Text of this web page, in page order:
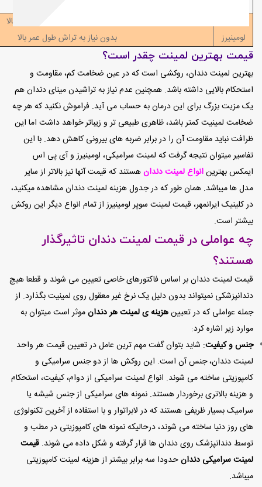
لومینیرز
بسیار نازک و طبیعی مقاومت بسیار بالا
بدون نیاز به تراش طول عمر بالا
قیمت بهترین لمینت چقدر است؟
بهترین لمینتدندان، روکشی است که در عین ضخامت کم، مقاومت و
استحکام بالایی داشته باشد. همچنین عدم نیاز به تراشیدن مینای دندان هم
یک مزیت بزرگ برای این درمان به حساب می آید. فراموش نکنید که هر چه
ضخامت لمینیت کمتر باشد، ظاهری طبیعی تر و زیباتر خواهد داشت اما این
ظرافت نباید مقاومت آن را در برابر ضربه های بیرونی کاهش دهد. با این
تفاسیر میتوان نتیجه گرفت که لمینت سرامیکی، لومینیرز و آی پی اس
ایمکس بهترینانواع لمینت دندانهستند که قیمت آنها نیز بالاتر از سایر
مدل ها میباشد. همان طور که در جدول هزینه لمینت دندان مشاهده میکنید،
در کلینیک ایرانمهر، قیمت لمینت سوپر لومینیرز از تمام انواع دیگر این روکش
بیشتر است.
چه عواملی در قیمت لمینت دندان تاثیرگذار
هستند؟
قیمت لمینت دندان بر اساس فاکتورهای خاصی تعیین می شوند و قطعا هیچ
دندانپزشکی نمیتواند بدون دلیل یک نرخ غیر معقول روی لمینیت بگذارد. از
جمله عواملی که در تعیینهزینه ی لمینت هر دندانموثر است میتوان به
موارد زیر اشاره کرد:
جنس و کیفیت: شاید بتوان گفت مهم ترین عامل در تعیین قیمت هر واحد
لمینت دندان، جنس آن است. این روکش ها از دو جنس سرامیکی و
کامپوزیتی ساخته می شوند. انواع لمینت سرامیکی از دوام، کیفیت، استحکام
و هزینه بالاتری برخوردار هستند. نمونه های سرامیکی از جنس شیشه یا
سرامیک بسیار ظریفی هستند که در لابراتوار و با استفاده از آخرین تکنولوژی
های روز دنیا ساخته می شوند، درحالیکه نمونه های کامپوزیتی در مطب و
توسط دندانپزشک روی دندان ها قرار گرفته و شکل داده می شوند. قیمت
لمینت سرامیکی دندانحدودا سه برابر بیشتر از هزینه لمینت کامپوزیتی
میباشد.